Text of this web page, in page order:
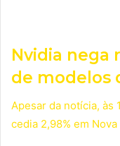
Nvidia nega
de modelos
Apesar da notícia, às
cedia 2,98% em Nova